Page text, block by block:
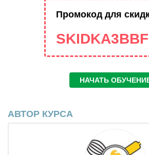
Промокод для
НАЧАТЬ
АВТОР КУРСА